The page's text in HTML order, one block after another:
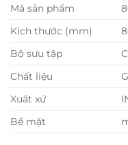
Mã sản phẩm
Kích thước (mm)
Bộ sưu tập
Chất liệu
Xuất xứ
Bề mặt